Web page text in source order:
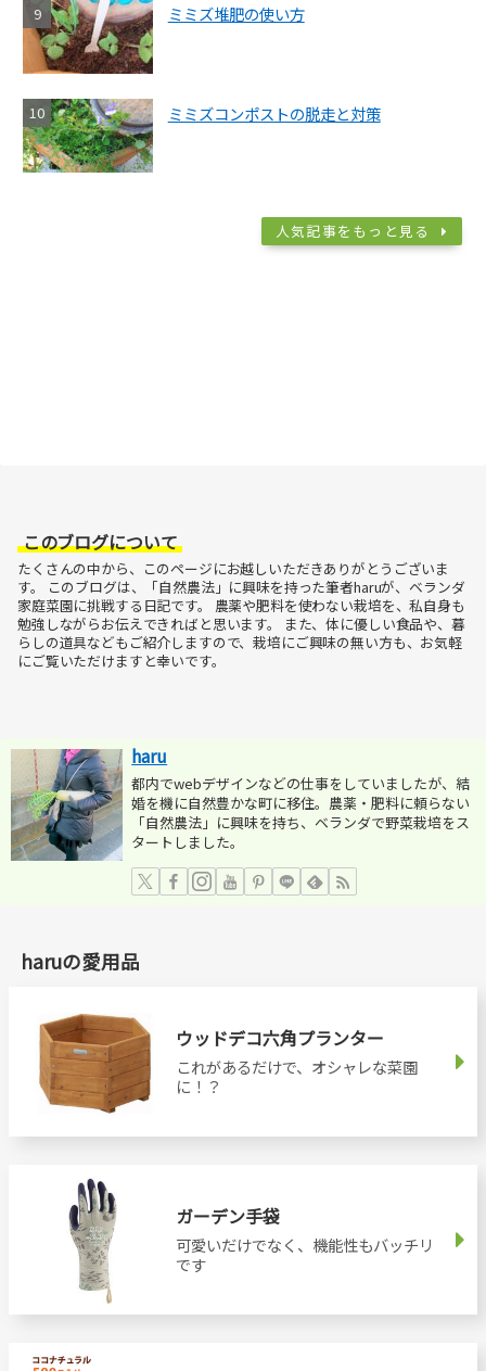
ミミズ堆肥の使い方
ミミズコンポストの脱走と対策
人気記事をもっと見る
このブログについて
たくさんの中から、このページにお越しいただきありがとうございま
す。
このブログは、「自然農法」に興味を持った筆者haruが、ベランダ
家庭菜園に挑戦する日記です。
農薬や肥料を使わない栽培を、私自身も
勉強しながらお伝えできればと思います。
また、体に優しい食品や、暮
らしの道具などもご紹介しますので、栽培にご興味の無い方も、お気軽
にご覧いただけますと幸いです。
haru
都内でwebデザインなどの仕事をしていましたが、結
婚を機に自然豊かな町に移住。農薬・肥料に頼らない
「自然農法」に興味を持ち、ベランダで野菜栽培をス
タートしました。
haruの愛用品
ウッドデコ六角プランター
これがあるだけで、オシャレな菜園
に！？
ガーデン手袋
可愛いだけでなく、機能性もバッチリ
です